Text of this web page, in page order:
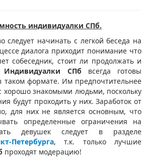
индивидуалки СПб.
следует начинать с легкой беседа на
диалога приходит понимание что
собеседник, стоит ли продолжать и
Индивидуалки СПб всегда готовы
таком формате. Им предпочтительнее
хорошо знакомыми людьми, поскольку
будут проходить у них. Заработок от
для них не является основным, что
определенные ограничения на
девушек следует в разделе
Петербурга, т.к. только лучшие
проходят модерацию!